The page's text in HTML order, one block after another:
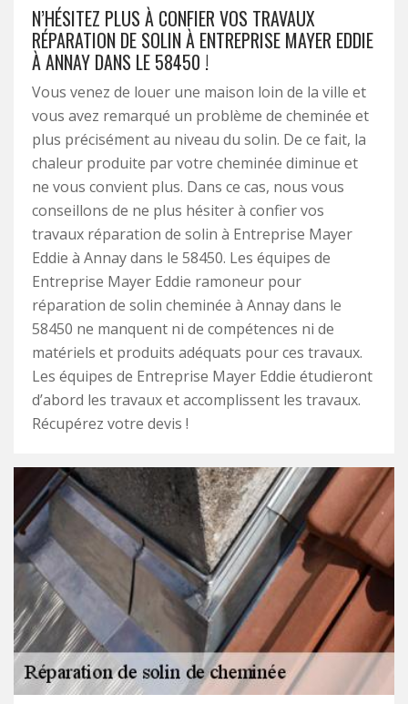
N’HÉSITEZ PLUS À CONFIER VOS TRAVAUX
RÉPARATION DE SOLIN À ENTREPRISE MAYER EDDIE
À ANNAY DANS LE 58450 !
Vous venez de louer une maison loin de la ville et
vous avez remarqué un problème de cheminée et
plus précisément au niveau du solin. De ce fait, la
chaleur produite par votre cheminée diminue et
ne vous convient plus. Dans ce cas, nous vous
conseillons de ne plus hésiter à confier vos
travaux réparation de solin à Entreprise Mayer
Eddie à Annay dans le 58450. Les équipes de
Entreprise Mayer Eddie ramoneur pour
réparation de solin cheminée à Annay dans le
58450 ne manquent ni de compétences ni de
matériels et produits adéquats pour ces travaux.
Les équipes de Entreprise Mayer Eddie étudieront
d’abord les travaux et accomplissent les travaux.
Récupérez votre devis !